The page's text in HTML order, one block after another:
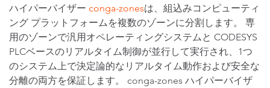
ハイパーバイザー conga-zonesは、組込みコンピューティ
ング プラットフォームを複数のゾーンに分割します。 専
用のゾーンで汎用オペレーティングシステムと CODESYS
PLCベースのリアルタイム制御が並行して実行され、1つ
のシステム上で決定論的なリアルタイム動作および安全な
分離の両方を保証します。 conga-zones ハイパーバイザ